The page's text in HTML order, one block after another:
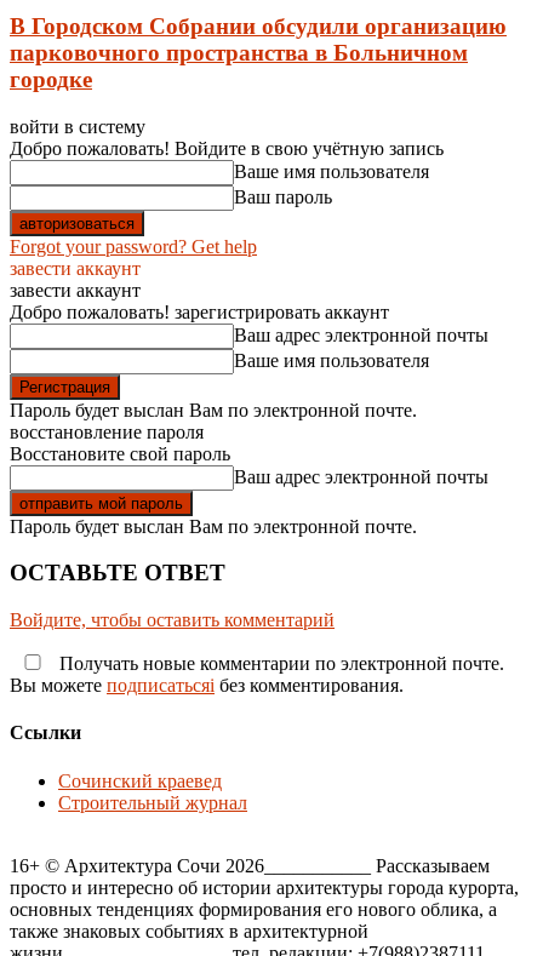
В Городском Собрании обсудили организацию
парковочного пространства в Больничном
городке
войти в систему
Добро пожаловать! Войдите в свою учётную запись
Ваше имя пользователя
Ваш пароль
Forgot your password? Get help
завести аккаунт
завести аккаунт
Добро пожаловать! зарегистрировать аккаунт
Ваш адрес электронной почты
Ваше имя пользователя
Пароль будет выслан Вам по электронной почте.
восстановление пароля
Восстановите свой пароль
Ваш адрес электронной почты
Пароль будет выслан Вам по электронной почте.
ОСТАВЬТЕ ОТВЕТ
Войдите, чтобы оставить комментарий
Получать новые комментарии по электронной почте.
Вы можете подписатьсяi без комментирования.
Ссылки
Сочинский краевед
Строительный журнал
16+ © Архитектура Сочи 2026___________ Рассказываем
просто и интересно об истории архитектуры города курорта,
основных тенденциях формирования его нового облика, а
также знаковых событиях в архитектурной